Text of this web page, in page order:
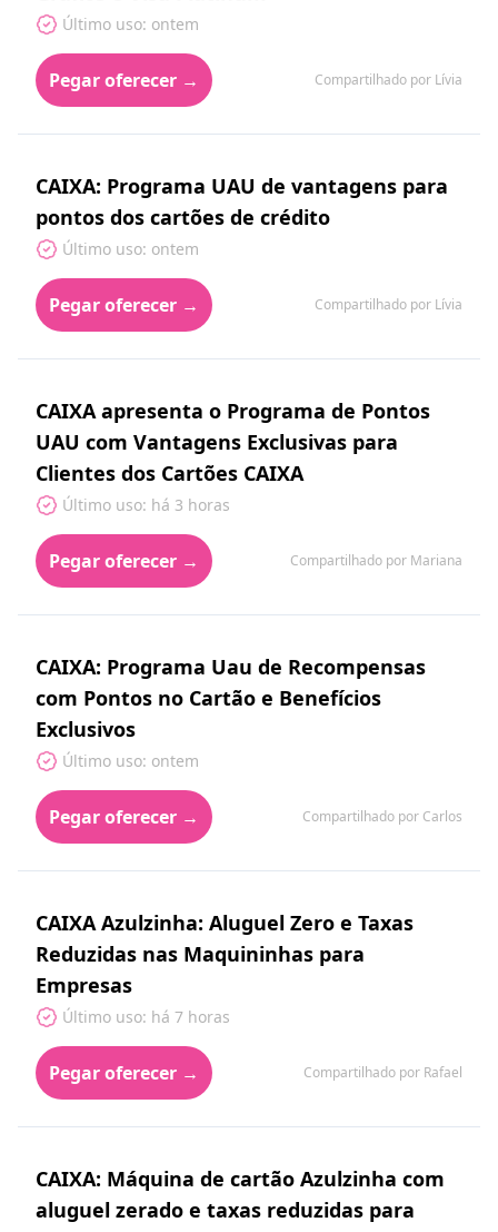
Último uso: ontem
Pegar oferecer → Compartilhado por Lívia
CAIXA: Programa UAU de vantagens para
pontos dos cartões de crédito
Último uso: ontem
Pegar oferecer → Compartilhado por Lívia
CAIXA apresenta o Programa de Pontos
UAU com Vantagens Exclusivas para
Clientes dos Cartões CAIXA
Último uso: há 3 horas
Pegar oferecer → Compartilhado por Mariana
CAIXA: Programa Uau de Recompensas
com Pontos no Cartão e Benefícios
Exclusivos
Último uso: ontem
Pegar oferecer → Compartilhado por Carlos
CAIXA Azulzinha: Aluguel Zero e Taxas
Reduzidas nas Maquininhas para
Empresas
Último uso: há 7 horas
Pegar oferecer → Compartilhado por Rafael
CAIXA: Máquina de cartão Azulzinha com
aluguel zerado e taxas reduzidas para